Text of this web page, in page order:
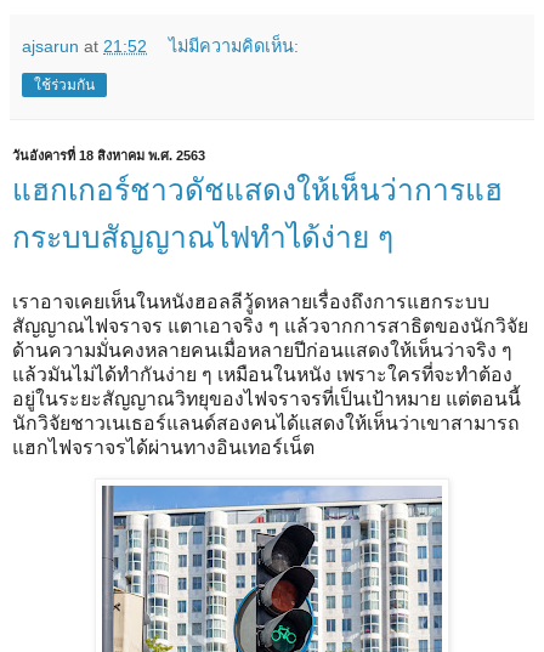
ajsarun at 21:52 ไม่มีความคิดเห็น:
ใช้ร่วมกัน
วันอังคารที่ 18 สิงหาคม พ.ศ. 2563
แฮกเกอร์ชาวดัชแสดงให้เห็นว่าการแฮ
กระบบสัญญาณไฟทำได้ง่าย ๆ
เราอาจเคยเห็นในหนังฮอลลีวู้ดหลายเรื่องถึงการแฮกระบบ
สัญญาณไฟจราจร แตาเอาจริง ๆ แล้วจากการสาธิตของนักวิจัย
ด้านความมั่นคงหลายคนเมื่อหลายปีก่อนแสดงให้เห็นว่าจริง ๆ
แล้วมันไม่ได้ทำกันง่าย ๆ เหมือนในหนัง เพราะใครที่จะทำต้อง
อยู่ในระยะสัญญาณวิทยุของไฟจราจรที่เป็นเป้าหมาย แต่ตอนนี้
นักวิจัยชาวเนเธอร์แลนด์สองคนได้แสดงให้เห็นว่าเขาสามารถ
แฮกไฟจราจรได้ผ่านทางอินเทอร์เน็ต